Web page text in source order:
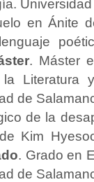
en Ánite de
. Máster
Literatura
de
de la
Kim
. Grado en
de